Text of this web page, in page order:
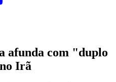
afunda com "duplo
Irã